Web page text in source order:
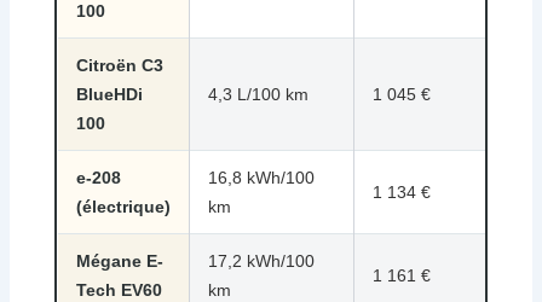
100
Citroën C3
BlueHDi
100
4,3 L/100 km 1 045 €
e-208
(électrique)
16,8 kWh/100
km
1 134 €
Mégane E-
Tech EV60
17,2 kWh/100
km
1 161 €